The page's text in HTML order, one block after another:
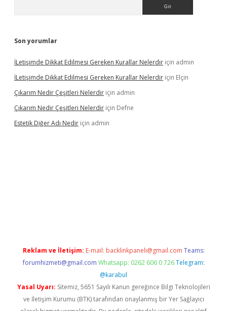
Son yorumlar
İLetişimde Dikkat Edilmesi Gereken Kurallar Nelerdir için admin
İLetişimde Dikkat Edilmesi Gereken Kurallar Nelerdir için Elçin
Çıkarım Nedir Çeşitleri Nelerdir için admin
Çıkarım Nedir Çeşitleri Nelerdir için Defne
Estetik Diğer Adı Nedir için admin
Reklam ve İletişim: E-mail: backlinkpaneli@gmail.com Teams:
forumhizmeti@gmail.com Whatsapp: 0262 606 0 726 Telegram:
@karabul
Yasal Uyarı: Sitemiz, 5651 Sayılı Kanun gereğince Bilgi Teknolojileri
ve İletişim Kurumu (BTK) tarafından onaylanmış bir Yer Sağlayıcı